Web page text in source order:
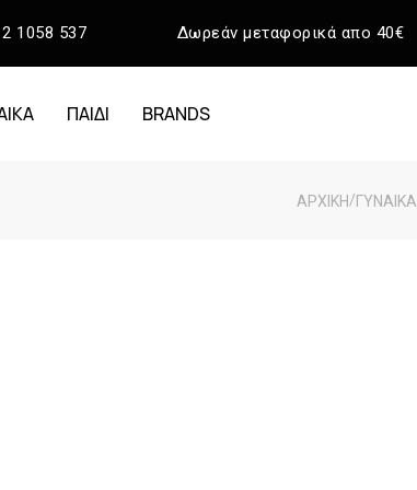
1058 537 Δωρεάν μεταφορικά απο 40€
ΠΑΙΔΙ BRANDS
ΑΡΧΙΚΉ/ΓΥΝΑΙΚΑ